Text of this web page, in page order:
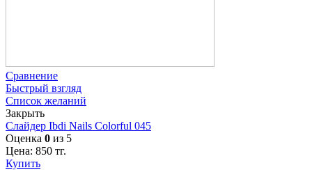
Сравнение
Быстрый взгляд
Список желаний
Закрыть
Слайдер Ibdi Nails Colorful 045
Оценка 0 из 5
Цена: 850 тг.
Купить